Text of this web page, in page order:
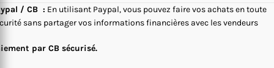
/ CB : En utilisant Paypal, vous pouvez faire vos achats en toute
sans partager vos informations financières avec les vendeurs
par CB sécurisé.